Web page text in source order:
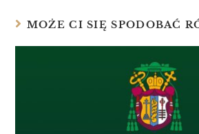
MOŻE CI SIĘ SPODOBAĆ